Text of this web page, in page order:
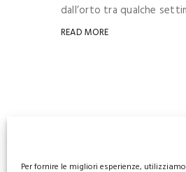
Per fornire le migliori esperienze,
dall’orto tra qualche
READ MORE